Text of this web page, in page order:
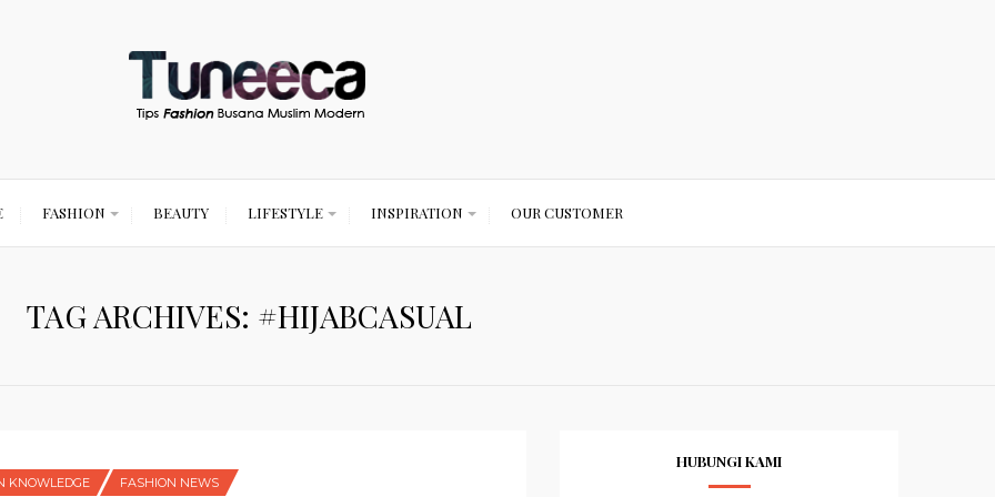
FASHION BEAUTY LIFESTYLE INSPIRATION OUR CUSTOMER
TAG ARCHIVES: #HIJABCASUAL
KNOWLEDGE FASHION NEWS
HUBUNGI KAMI